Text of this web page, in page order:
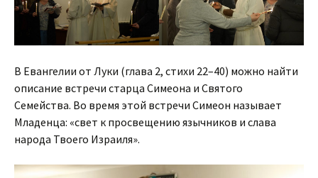
В Евангелии от Луки (глава 2, стихи 22–40) можно найти
описание встречи старца Симеона и Святого
Семейства. Во время этой встречи Симеон называет
Младенца: «свет к просвещению язычников и слава
народа Твоего Израиля».